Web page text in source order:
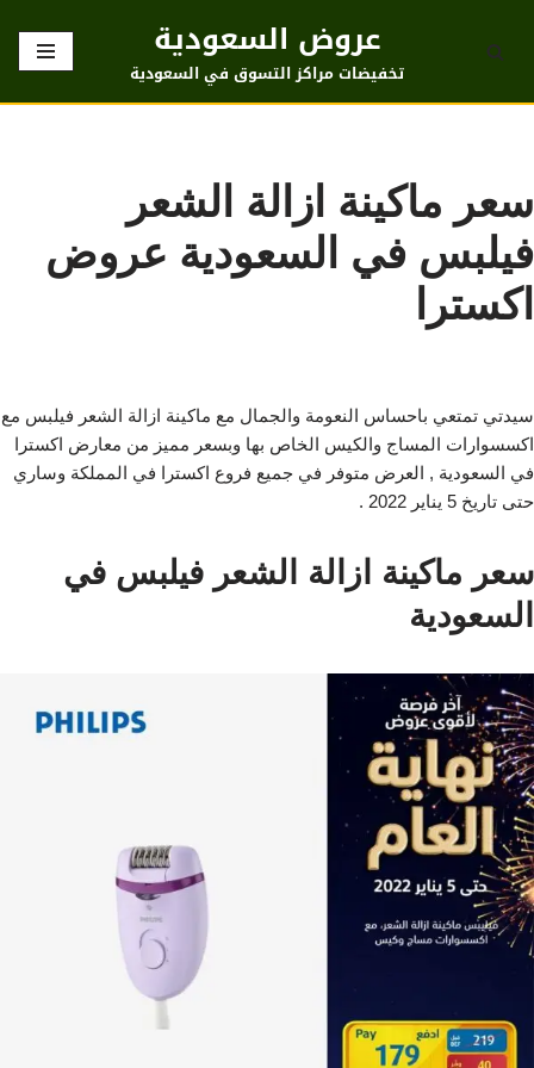
تخطى
عروض السعودية
تخفيضات مراكز التسوق في السعودية
سعر ماكينة ازالة الشعر
فيلبس في السعودية عروض
اكسترا
سيدتي تمتعي باحساس النعومة والجمال مع ماكينة ازالة الشعر فيلبس مع
اكسسوارات المساج والكيس الخاص بها وبسعر مميز من معارض اكسترا
في السعودية , العرض متوفر في جميع فروع اكسترا في المملكة وساري
حتى تاريخ 5 يناير 2022 .
سعر ماكينة ازالة الشعر فيلبس في
السعودية